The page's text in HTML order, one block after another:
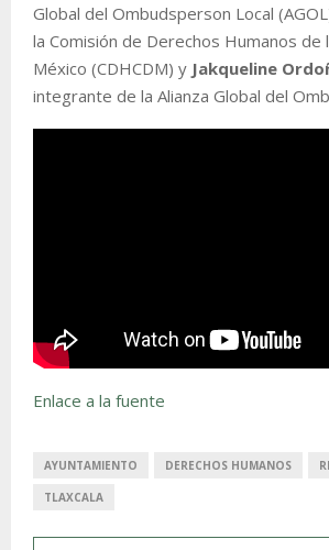
Global del Ombudsperson Local
la Comisión de Derechos Humanos de
México (CDHCDM) y Jakqueline
integrante de la Alianza Global del
Enlace a la fuente
AYUNTAMIENTO DERECHOS HUMANOS
TLAXCALA